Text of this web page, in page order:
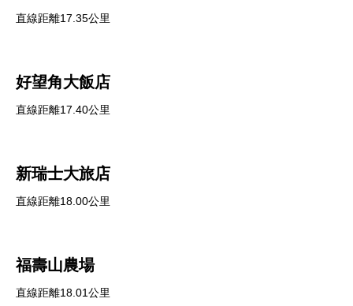
直線距離17.35公里
好望角大飯店
直線距離17.40公里
新瑞士大旅店
直線距離18.00公里
福壽山農場
直線距離18.01公里